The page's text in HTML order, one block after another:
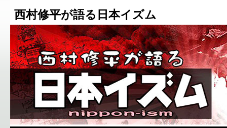
西村修平が語る日本イズム